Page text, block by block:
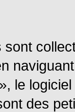
sont
le
des